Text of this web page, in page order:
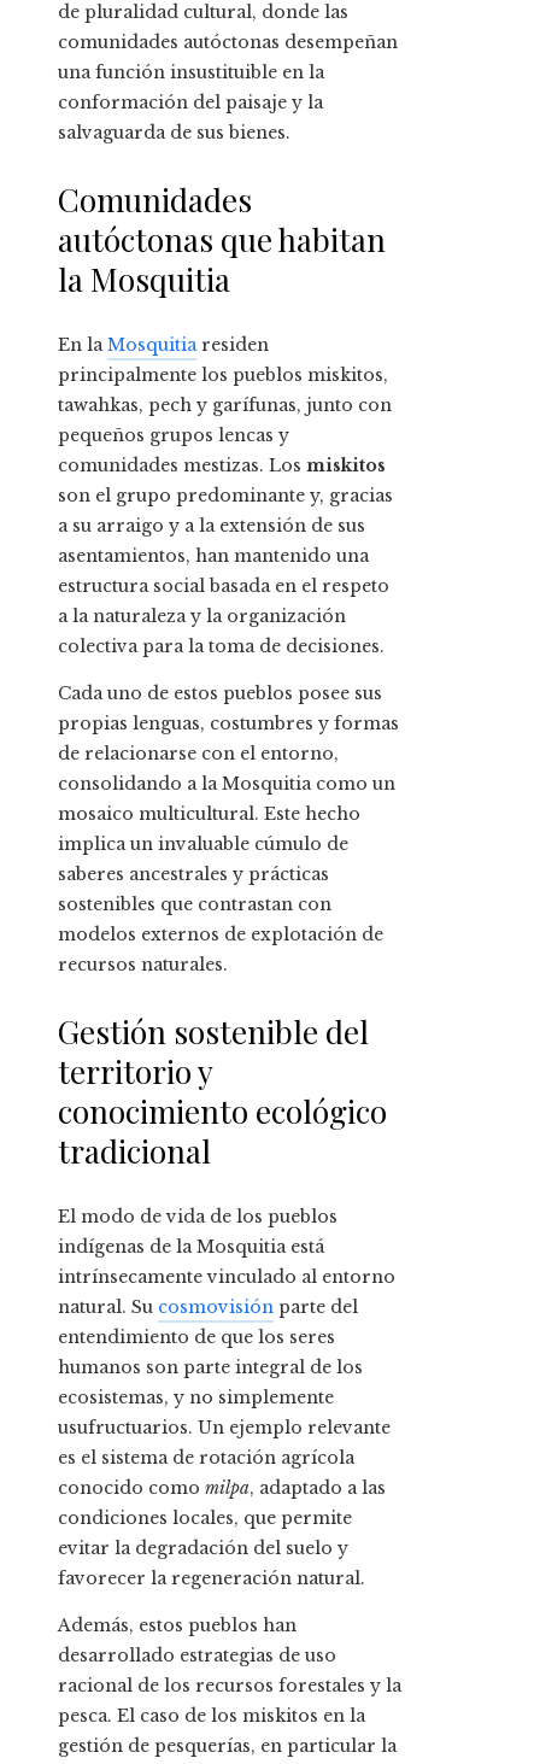
de pluralidad cultural, donde las
comunidades autóctonas desempeñan
una función insustituible en la
conformación del paisaje y la
salvaguarda de sus bienes.
Comunidades
autóctonas que habitan
la Mosquitia
En laMosquitiaresiden
principalmente los pueblos miskitos,
tawahkas, pech y garífunas, junto con
pequeños grupos lencas y
comunidades mestizas. Los miskitos
son el grupo predominante y, gracias
a su arraigo y a la extensión de sus
asentamientos, han mantenido una
estructura social basada en el respeto
a la naturaleza y la organización
colectiva para la toma de decisiones.
Cada uno de estos pueblos posee sus
propias lenguas, costumbres y formas
de relacionarse con el entorno,
consolidando a la Mosquitia como un
mosaico multicultural. Este hecho
implica un invaluable cúmulo de
saberes ancestrales y prácticas
sostenibles que contrastan con
modelos externos de explotación de
recursos naturales.
Gestión sostenible del
territorio y
conocimiento ecológico
tradicional
El modo de vida de los pueblos
indígenas de la Mosquitia está
intrínsecamente vinculado al entorno
natural. Su cosmovisión parte del
entendimiento de que los seres
humanos son parte integral de los
ecosistemas, y no simplemente
usufructuarios. Un ejemplo relevante
es el sistema de rotación agrícola
conocido como milpa, adaptado a las
condiciones locales, que permite
evitar la degradación del suelo y
favorecer la regeneración natural.
Además, estos pueblos han
desarrollado estrategias de uso
racional de los recursos forestales y la
pesca. El caso de los miskitos en la
gestión de pesquerías, en particular la